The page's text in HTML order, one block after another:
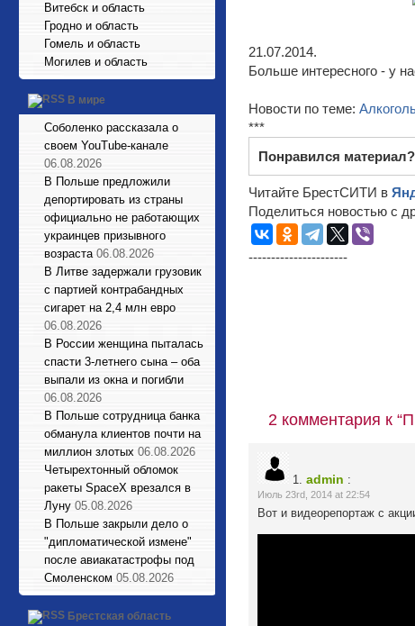
Витебск и область
Гродно и область
Гомель и область
Могилев и область
В мире
Соболенко рассказала о
своем YouTube-канале
06.08.2026
В Польше предложили
депортировать из страны
официально не работающих
украинцев призывного
возраста 06.08.2026
В Литве задержали грузовик
с партией контрабандных
сигарет на 2,4 млн евро
06.08.2026
В России женщина пыталась
спасти 3-летнего сына – оба
выпали из окна и погибли
06.08.2026
В Польше сотрудница банка
обманула клиентов почти на
миллион злотых 06.08.2026
Четырехтонный обломок
ракеты SpaceX врезался в
Луну 05.08.2026
В Польше закрыли дело о
"дипломатической измене"
после авиакатастрофы под
Смоленском 05.08.2026
Брестская область
21.07.2014.
Больше интересного - у
Новости по теме:
***
Понравился материал?
Читайте БрестСИТИ в
Поделиться новостью с
----------------------
2 комментария к
1. admin :
Июль 23rd, 2014 at 22:54
Вот и видеорепортаж с